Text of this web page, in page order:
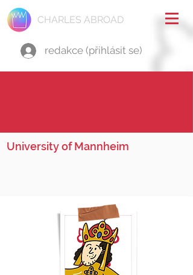
CHARLES ABROAD
redakce (přihlásit se)
University of Mannheim